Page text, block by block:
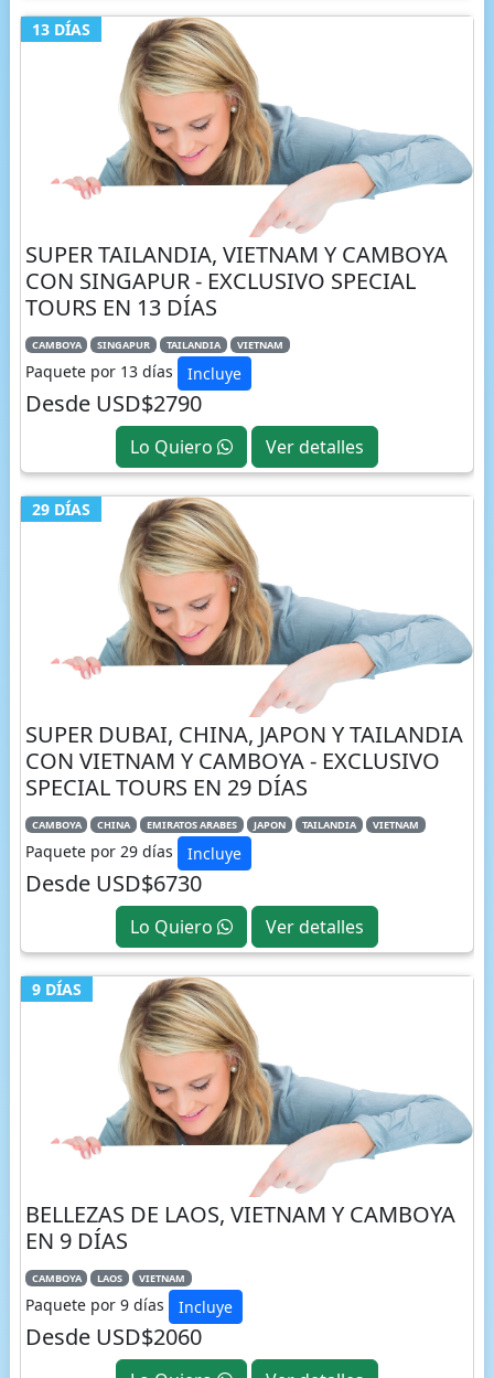
13 DÍAS
SUPER TAILANDIA, VIETNAM Y CAMBOYA
CON SINGAPUR - EXCLUSIVO SPECIAL
TOURS EN 13 DÍAS
CAMBOYA SINGAPUR TAILANDIA VIETNAM
Paquete por 13 días Incluye
Desde USD$2790
Lo Quiero Ver detalles
29 DÍAS
SUPER DUBAI, CHINA, JAPON Y TAILANDIA
CON VIETNAM Y CAMBOYA - EXCLUSIVO
SPECIAL TOURS EN 29 DÍAS
CAMBOYA CHINA EMIRATOS ARABES JAPON TAILANDIA VIETNAM
Paquete por 29 días Incluye
Desde USD$6730
Lo Quiero Ver detalles
9 DÍAS
BELLEZAS DE LAOS, VIETNAM Y CAMBOYA
EN 9 DÍAS
CAMBOYA LAOS VIETNAM
Paquete por 9 días Incluye
Desde USD$2060